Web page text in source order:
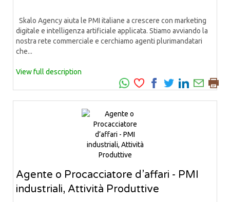
Skalo Agency aiuta le PMI italiane a crescere con marketing
digitale e intelligenza artificiale applicata. Stiamo avviando la
nostra rete commerciale e cerchiamo agenti plurimandatari
che...
View full description
Agente o Procacciatore d’affari - PMI
industriali, Attività Produttive